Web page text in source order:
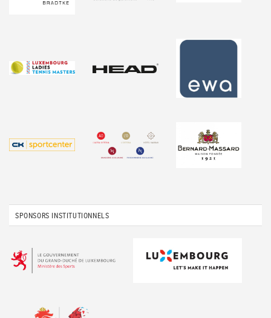
SPONSORS INSTITUTIONNELS